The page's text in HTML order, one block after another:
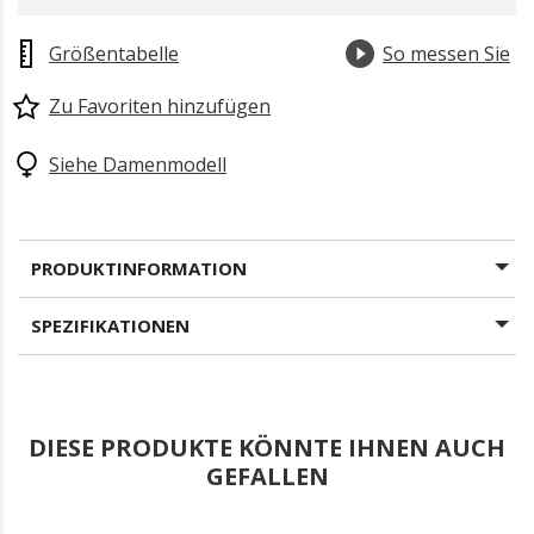
Größentabelle
So messen Sie
Zu Favoriten hinzufügen
Siehe Damenmodell
PRODUKTINFORMATION
SPEZIFIKATIONEN
DIESE PRODUKTE KÖNNTE IHNEN AUCH
GEFALLEN